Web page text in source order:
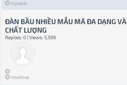
myhanh
ĐÀN BẦU NHIỀU MẪU MÃ ĐA DẠNG VÀ
CHẤT LƯỢNG
Replies: 0 | Views: 5,596
roseblue